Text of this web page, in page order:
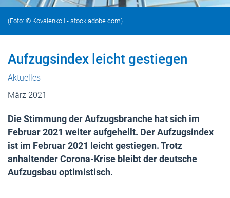
(Foto: © Kovalenko I - stock.adobe.com)
Aufzugsindex leicht gestiegen
Aktuelles
März 2021
Die Stimmung der Aufzugsbranche hat sich im
Februar 2021 weiter aufgehellt. Der Aufzugsindex
ist im Februar 2021 leicht gestiegen. Trotz
anhaltender Corona-Krise bleibt der deutsche
Aufzugsbau optimistisch.